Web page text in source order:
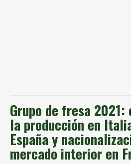
Grupo de fresa
la producción en
España y
mercado interior en